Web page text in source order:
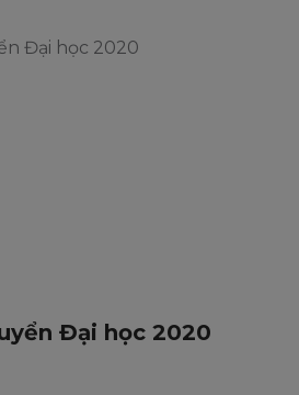
Đại học 2020